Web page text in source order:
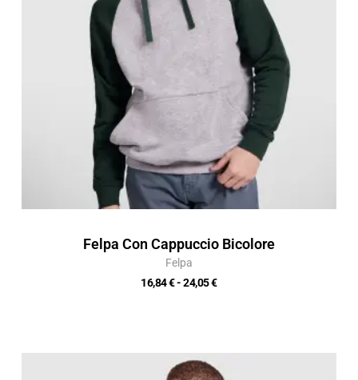
Felpa Con Cappuccio Bicolore
Felpa
16,84€- 24,05€
di